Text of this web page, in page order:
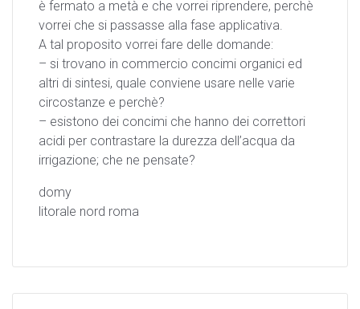
è fermato a metà e che vorrei riprendere, perchè
vorrei che si passasse alla fase applicativa.
A tal proposito vorrei fare delle domande:
– si trovano in commercio concimi organici ed
altri di sintesi, quale conviene usare nelle varie
circostanze e perchè?
– esistono dei concimi che hanno dei correttori
acidi per contrastare la durezza dell’acqua da
irrigazione; che ne pensate?
domy
litorale nord roma